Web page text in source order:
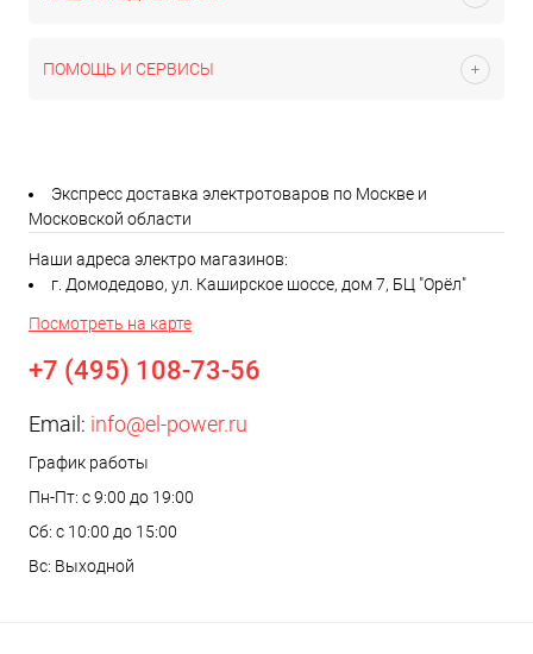
ПОМОЩЬ И СЕРВИСЫ
Экспресс доставка электротоваров по Москве и
Московской области
Наши адреса электро магазинов:
г. Домодедово, ул. Каширское шоссе, дом 7, БЦ "Орёл"
Посмотреть на карте
+7 (495) 108-73-56
Email: info@el-power.ru
График работы
Пн-Пт: с 9:00 до 19:00
Сб: с 10:00 до 15:00
Вс: Выходной